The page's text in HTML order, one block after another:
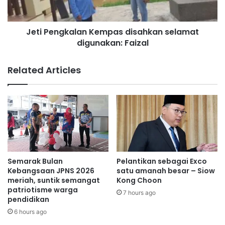
Dalam perbincangan tersebut, kedua-dua pihak bersetuju
bahawa trend pelancongan masa kini semakin menjurus
kepada pengalaman berasaskan budaya, pengalaman
autentik serta konsep perjalanan berbilang destinasi.
l
d
i
u
m
p
u
a
L
a
w
a
t
k
K
e
m
p
a
s
d
i
s
a
h
k
a
n
Jeti Pengkalan Kempas disahkan selamat
digunakan: Faizal
Related Articles
Semarak Bulan
Kebangsaan JPNS 2026
meriah, suntik semangat
patriotisme warga
pendidikan
6 hours ago
Pelantikan sebagai Exco
satu amanah besar – Siow
Kong Choon
7 hours ago